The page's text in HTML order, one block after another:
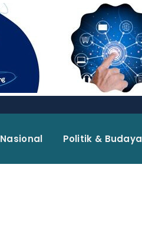
Nasional Politik & Budaya